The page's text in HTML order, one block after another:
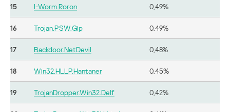
15 I-Worm.Roron 0,49%
16 Trojan.PSW.Gip 0,49%
17 Backdoor.NetDevil 0,48%
18 Win32.HLLP.Hantaner 0,45%
19 TrojanDropper.Win32.Delf 0,42%